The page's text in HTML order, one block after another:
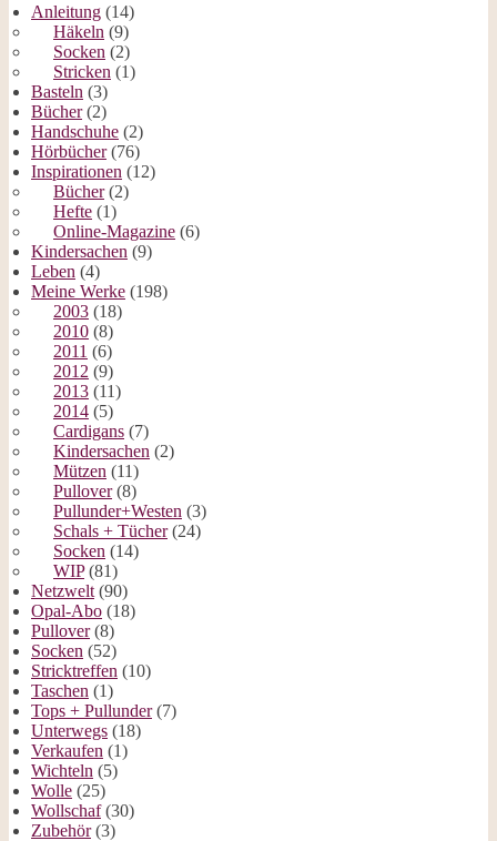
Anleitung (14)
Häkeln (9)
Socken (2)
Stricken (1)
Basteln (3)
Bücher(2)
Handschuhe (2)
Hörbücher(76)
Inspirationen (12)
Bücher(2)
Hefte (1)
Online-Magazine (6)
Kindersachen (9)
Leben (4)
Meine Werke (198)
2003 (18)
2010 (8)
2011 (6)
2012 (9)
2013 (11)
2014 (5)
Cardigans (7)
Kindersachen (2)
Mützen (11)
Pullover(8)
Pullunder+Westen (3)
Schals + Tücher(24)
Socken (14)
WIP(81)
Netzwelt (90)
Opal-Abo (18)
Pullover(8)
Socken (52)
Stricktreffen (10)
Taschen (1)
Tops + Pullunder(7)
Unterwegs (18)
Verkaufen (1)
Wichteln (5)
Wolle (25)
Wollschaf(30)
Zubehör(3)